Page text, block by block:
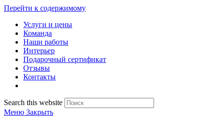
Перейти к содержимому
Услуги и цены
Команда
Наши работы
Интерьер
Подарочный сертификат
Отзывы
Контакты
Search this website
Меню Закрыть